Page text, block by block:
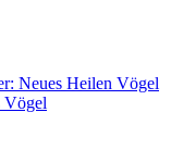
Neues Heilen Vögel
Vögel